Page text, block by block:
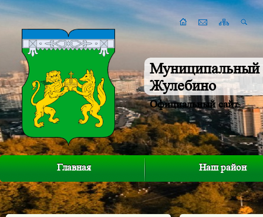
Муниципальный
Жулебино
Официальный сайт
Главная Наш район